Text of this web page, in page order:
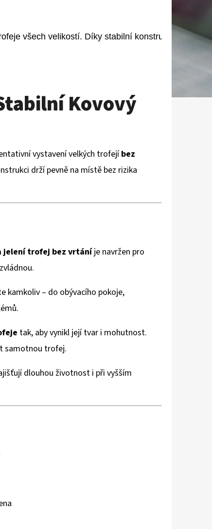
všech velikostí. Díky stabilní konstrukci a
Kovový
vystavení velkých trofejíbez
drží pevně na místě bez rizika
jelení trofej bez vrtáníje navržen pro
kamkoliv – do obývacího pokoje,
tak, aby vynikl její tvar i mohutnost.
samotnou trofej.
dlouhou životnost i při vyšším